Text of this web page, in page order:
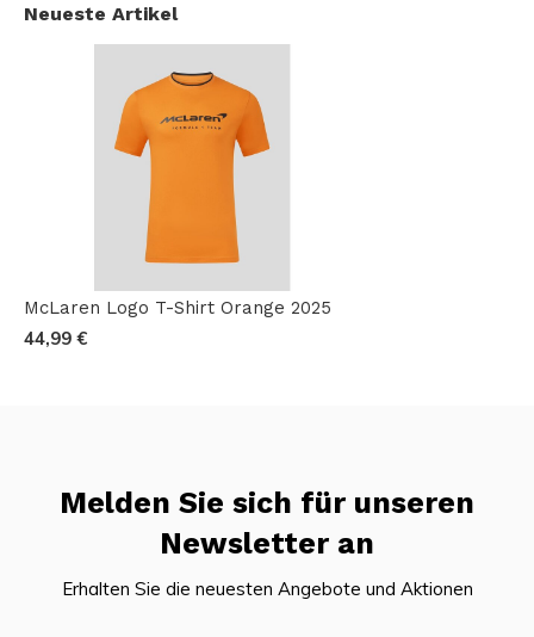
Neueste Artikel
McLaren Logo T-Shirt Orange 2025
44,99 €
Melden Sie sich für unseren
Newsletter an
Erhalten Sie die neuesten Angebote und Aktionen